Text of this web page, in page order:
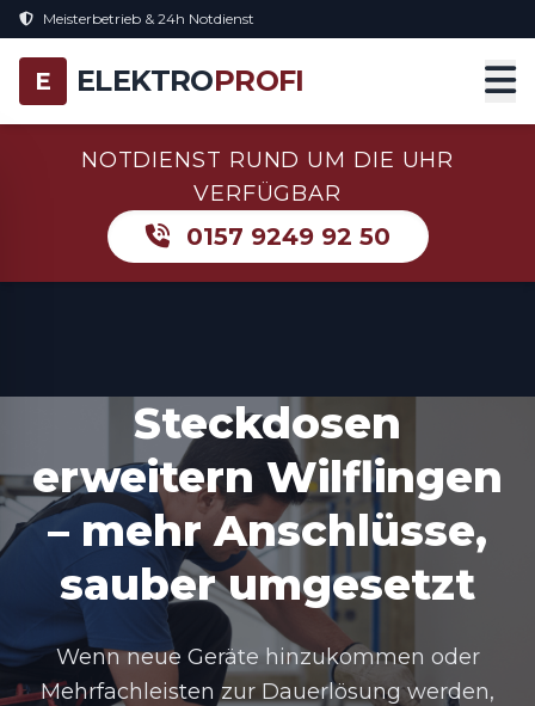
Meisterbetrieb & 24h Notdienst
E ELEKTROPROFI
NOTDIENST RUND UM DIE UHR
VERFÜGBAR
0157 9249 92 50
Steckdosen
erweitern Wilflingen
– mehr Anschlüsse,
sauber umgesetzt
Wenn neue Geräte hinzukommen oder
Mehrfachleisten zur Dauerlösung werden,